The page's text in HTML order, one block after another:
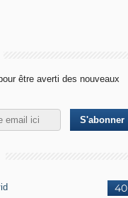
être averti des nouveaux
40